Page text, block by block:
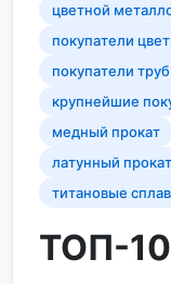
цветной
покупатели
покупатели
крупнейшие
медный прокат
латунный прокат
титановые
ТОП-